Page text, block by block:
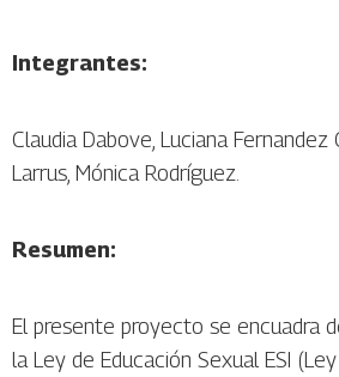
Integrantes:
Claudia Dabove, Luciana Fernandez
Larrus, Mónica Rodríguez.
Resumen:
El presente proyecto se encuadra
la Ley de Educación Sexual ESI